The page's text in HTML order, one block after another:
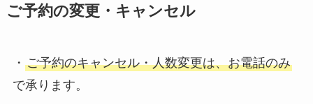
ご予約の変更・キャンセル
・ ご予約のキャンセル・人数変更は、お電話のみ
で承ります。